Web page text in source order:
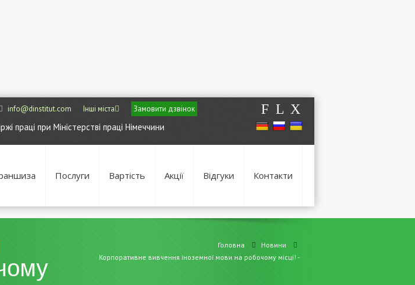
F L X
info@dinstitut.com Інші міста Замовити дзвінок
праці при Міністерстві праці Німеччини
Послуги Вартість Акції Відгуки Контакти
Головна
Новини
Корпоративне вивчення іноземної мови на робочому місці! -